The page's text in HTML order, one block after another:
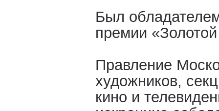
Был
премии
Правление
художников,
кино и